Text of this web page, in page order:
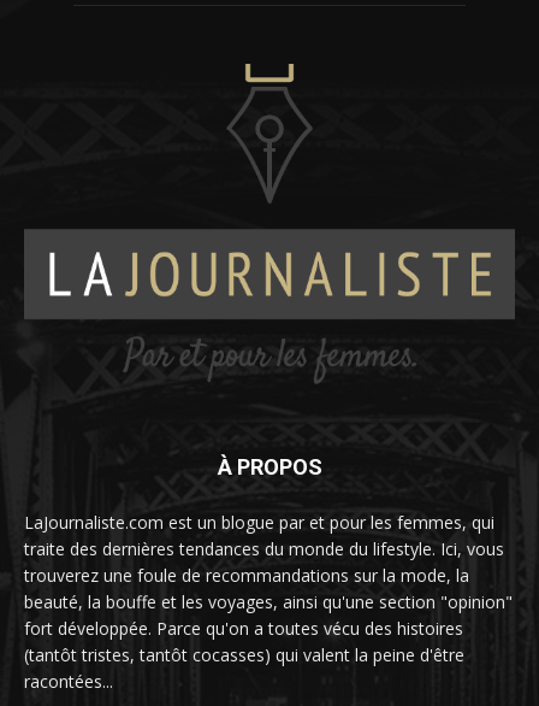
À PROPOS
LaJournaliste.com est un blogue par et pour les femmes, qui
traite des dernières tendances du monde du lifestyle. Ici, vous
trouverez une foule de recommandations sur la mode, la
beauté, la bouffe et les voyages, ainsi qu'une section "opinion"
fort développée. Parce qu'on a toutes vécu des histoires
(tantôt tristes, tantôt cocasses) qui valent la peine d'être
racontées...